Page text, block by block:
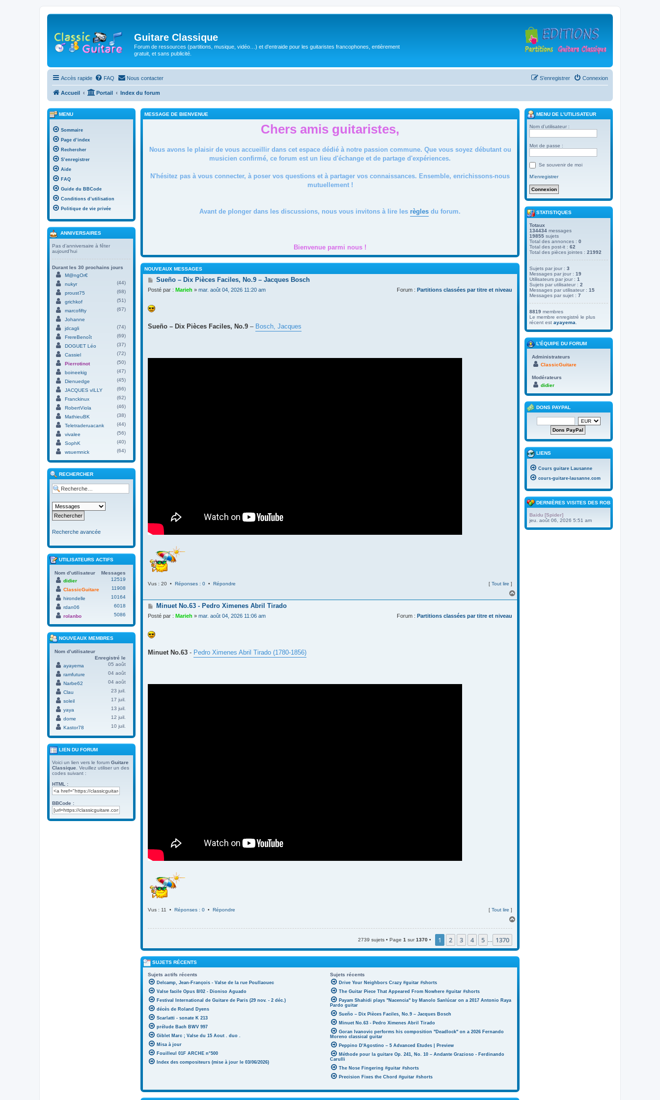
Guitare Classique
Forum de ressources (partitions, musique, vidéo…) et d'entraide pour les guitaristes francophones, entièrement
gratuit, et sans publicité.
Accès rapide FAQ Nous contacter Connexion
S’enregistrer
Accueil Portail Index du forum
MESSAGE DE BIENVENUE
Chers amis guitaristes,
Nous avons le plaisir de vous accueillir dans cet espace dédié à notre passion commune. Que vous soyez débutant ou
musicien confirmé, ce forum est un lieu d'échange et de partage d'expériences.
N'hésitez pas à vous connecter, à poser vos questions et à partager vos connaissances. Ensemble, enrichissons-nous
mutuellement !
Avant de plonger dans les discussions, nous vous invitons à lire les règles du forum.
Bienvenue parmi nous !
NOUVEAUX MESSAGES
M
s
a
g
Sueño – Dix Pièces Faciles, No.9 – Jacques Bosch
Posté par : Marieh » mar. août 04, 2026 11:20 am Forum : Partitions classées par titre et niveau
Sueño – Dix Pièces Faciles, No.9 – Bosch, Jacques
Vus : 20 • Réponses : 0 • Répondre [ Tout lire ]
a
M
s
a
g
Minuet No.63 - Pedro Ximenes Abril Tirado
Posté par : Marieh » mar. août 04, 2026 11:06 am Forum : Partitions classées par titre et niveau
Minuet No.63 - Pedro Ximenes Abril Tirado (1780-1856)
Vus : 11 • Réponses : 0 • Répondre [ Tout lire ]
2739 sujets • Page 1 sur1370 • 1 2 3 4 5 1370
SUJETS RÉCENTS
Sujets actifs récents Sujets récents
Delcamp, Jean-François - Valse de la rue Poullaouec
Valse facile Opus 8/02 - Dioniso Aguado
Festival International de Guitare de Paris (29 nov. - 2 déc.)
décès de Roland Dyens
Scarlatti - sonate K 213
prélude Bach BWV 997
Giblet Marc ; Valse du 15 Aout . duo .
Misa à jour
Fouilleul 01F ARCHE n°500
Index des compositeurs (mise à jour le 03/06/2026)
Drive Your Neighbors Crazy #guitar #shorts
The Guitar Piece That Appeared From Nowhere #guitar #shorts
Payam Shahidi plays "Nacencia" by Manolo Sanlúcar on a 2017 Antonio Raya
Pardo guitar
Sueño – Dix Pièces Faciles, No.9 – Jacques Bosch
Minuet No.63 - Pedro Ximenes Abril Tirado
Goran Ivanovic performs his composition "Deadlock" on a 2026 Fernando
Moreno classical guitar
Peppino D'Agostino – 5 Advanced Etudes | Preview
Méthode pour la guitare Op. 241, No. 10 – Andante Grazioso - Ferdinando
Carulli
The Nose Fingering #guitar #shorts
Precision Fixes the Chord #guitar #shorts
MENU
Sommaire
Page d’index
Rechercher
S’enregistrer
Aide
FAQ
Guide du BBCode
Conditions d’utilisation
Politique de vie privée
ANNIVERSAIRES
Pas d’anniversaire à fêter
aujourd’hui
Durant les 30 prochains jours
M@ngOr€
nukyr
(44)
proust75
(68)
grichkof
(51)
marcofifty
(67)
Johanne
jdcagli
(74)
FrereBenoît
(69)
DOGUET Léo
(37)
Cassiel
(72)
Pierrotinot
(50)
boineekig
(47)
Dienuedge
(45)
JACQUES vILLY
(66)
Franckinux
(62)
RobertViola
(46)
MathieuBK
(38)
Teletraderuacank
(44)
vivalee
(56)
SophK
(40)
wsuemnick
(64)
RECHERCHER
Recherche avancée
UTILISATEURS ACTIFS
Nom d’utilisateur
Messages
didier
12519
ClassicGuitare
11908
hirondelle
10164
rdan06
6018
rolanbo
5086
NOUVEAUX MEMBRES
Nom d’utilisateur
Enregistré le
ayayema
05 août
ramfuture
04 août
Narbe62
04 août
Clau
23 juil.
soleil
17 juil.
yaya
13 juil.
dome
12 juil.
Kastor78
10 juil.
LIEN DU FORUM
Voici un lien vers le forum Guitare
Classique . Veuillez utiliser un des
codes suivant :
HTML :
BBCode :
MENU DE L’UTILISATEUR
Nom d’utilisateur :
Mot de passe :
Se souvenir de moi
M’enregistrer
STATISTIQUES
Totaux
134434 messages
19855 sujets
Total des annonces : 0
Total des post-it : 62
Total des pièces jointes : 21992
Sujets par jour : 3
Messages par jour : 19
Utilisateurs par jour : 1
Sujets par utilisateur : 2
Messages par utilisateur : 15
Messages par sujet : 7
8819 membres
Le membre enregistré le plus
récent est ayayema
L’ÉQUIPE DU FORUM
Administrateurs
ClassicGuitare
Modérateurs
didier
DONS PAYPAL
LIENS
Cours guitare Lausanne
cours-guitare-lausanne.com
DERNIÈRES VISITES DES ROBOTS
Baidu [Spider]
jeu. août 06, 2026 5:51 am